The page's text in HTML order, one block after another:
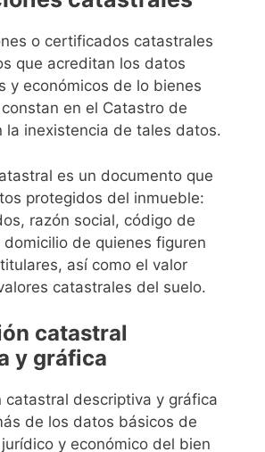
o certificados catastrales
que acreditan los datos
y económicos de lo bienes
en el Catastro de
la inexistencia de tales datos.
es un documento que
protegidos del inmueble:
razón social, código de
de quienes figuren
así como el valor
catastrales del suelo.
catastral
y gráfica
catastral descriptiva y gráfica
de los datos básicos de
y económico del bien